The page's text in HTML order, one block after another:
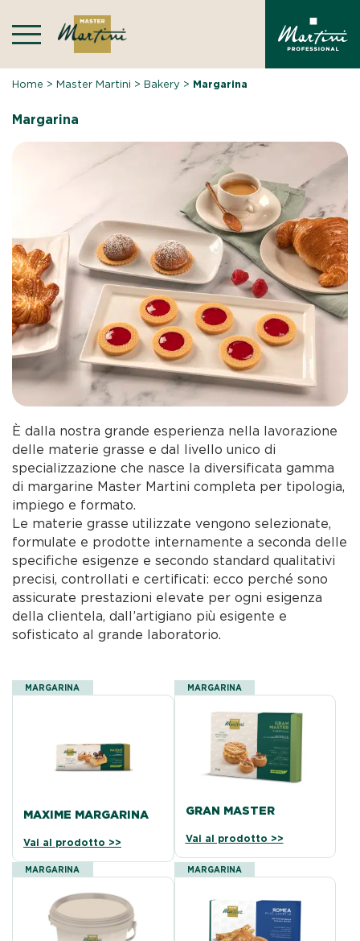
content
Home >Master Martini >Bakery > Margarina
Margarina
È dalla nostra grande esperienza nella lavorazione
delle materie grasse e dal livello unico di
specializzazione che nasce la diversificata gamma
di margarine Master Martini completa per tipologia,
impiego e formato.
Le materie grasse utilizzate vengono selezionate,
formulate e prodotte internamente a seconda delle
specifiche esigenze e secondo standard qualitativi
precisi, controllati e certificati: ecco perché sono
assicurate prestazioni elevate per ogni esigenza
della clientela, dall’artigiano più esigente e
sofisticato al grande laboratorio.
MARGARINA
MAXIME MARGARINA
Vai al prodotto >>
MARGARINA
GRAN MASTER
Vai al prodotto >>
MARGARINA MARGARINA